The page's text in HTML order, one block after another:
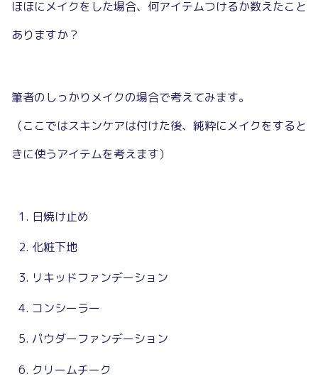
ほほにメイクをした場合、何アイテムつけるか数えたこと
ありますか？
筆者のしっかりメイクの場合で考えてみます。
（ここではスキンケアは付けた後、純粋にメイクをすると
きに使うアイテムを考えます）
日焼け止め
化粧下地
リキッドファンデーション
コンシーラー
パウダーファンデーション
クリームチーク